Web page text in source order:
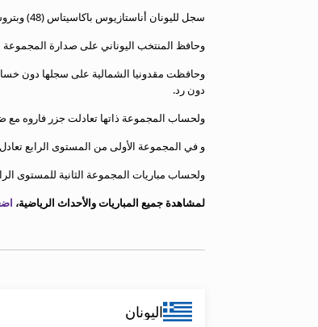
الأسئلة الأكثر شيوعاً
معلومات عن هذا الموقع
سجل لليونان أناستازيوس باكاسيتاس (48) وبتروس مانتالوس (1+90)
وحافظ المنتخب اليوناني على صدارة المجموعة بـ12 نقطة أمام إنجلترا 9، آيرلندا 3، فنلندا بدون
وحافظت مقدونيا الشمالية على سجلها دون
دون رد.
ولحساب المجموعة ذاتها تعادلت جزر فاروه مع
و في المجموعة الأولى من المستوى الرابع
ولحساب مباريات المجموعة الثانية للمستوى
لمشاهدة جميع المباريات والأحداث الرياضية،
اليونان